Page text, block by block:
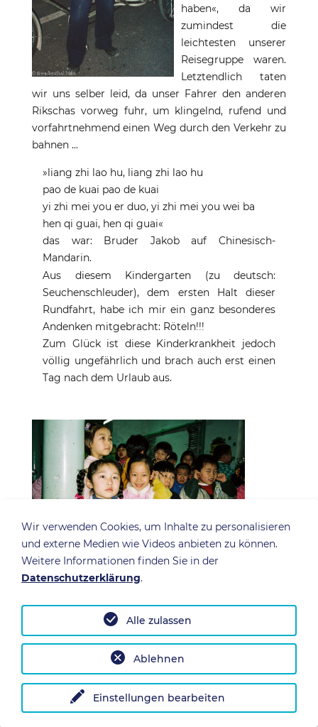
haben«, da wir
zumindest die
leichtesten unserer
Reisegruppe waren.
Letztendlich taten
wir uns selber leid, da unser Fahrer den anderen
Rikschas vorweg fuhr, um klingelnd, rufend und
vorfahrtnehmend einen Weg durch den Verkehr zu
bahnen ...
»liang zhi lao hu, liang zhi lao hu
pao de kuai pao de kuai
yi zhi mei you er duo, yi zhi mei you wei ba
hen qi guai, hen qi guai«
das war: Bruder Jakob auf Chinesisch-
Mandarin.
Aus diesem Kindergarten (zu deutsch:
Seuchenschleuder), dem ersten Halt dieser
Rundfahrt, habe ich mir ein ganz besonderes
Andenken mitgebracht: Röteln!!!
Zum Glück ist diese Kinderkrankheit jedoch
völlig ungefährlich und brach auch erst einen
Tag nach dem Urlaub aus.
Wir verwenden Cookies, um Inhalte zu personalisieren
und externe Medien wie Videos anbieten zu können.
Weitere Informationen finden Sie in der
Datenschutzerklärung.
Einstellungen bearbeiten
Ablehnen
Alle zulassen